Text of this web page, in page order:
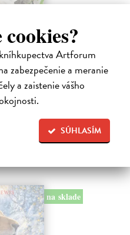
Artforum
zabezpečenie a meranie
a zaistenie vášho
SÚHLASÍM
zvedavým Andrejom. Obaja sú
na sklade